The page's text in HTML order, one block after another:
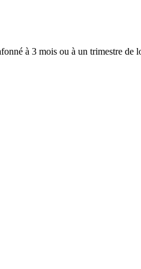
à 3 mois ou à un trimestre de